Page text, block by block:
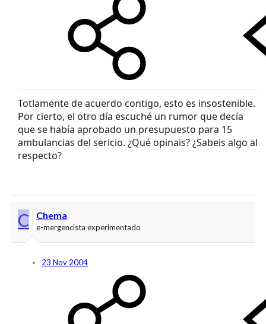
Totlamente de acuerdo contigo, esto es insostenible.
Por cierto, el otro día escuché un rumor que decía
que se había aprobado un presupuesto para 15
ambulancias del sericio. ¿Qué opinais? ¿Sabeis algo al
respecto?
C Chema
e-mergencista experimentado
23 Nov 2004